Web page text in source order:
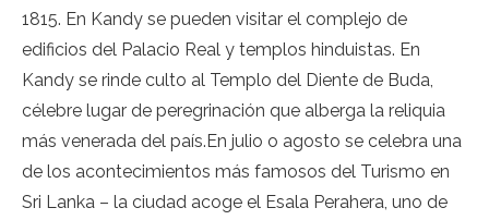
1815. En Kandy se pueden visitar el complejo de
edificios del Palacio Real y templos hinduistas. En
Kandy se rinde culto al Templo del Diente de Buda,
célebre lugar de peregrinación que alberga la reliquia
más venerada del país.En julio o agosto se celebra una
de los acontecimientos más famosos del Turismo en
Sri Lanka – la ciudad acoge el Esala Perahera, uno de